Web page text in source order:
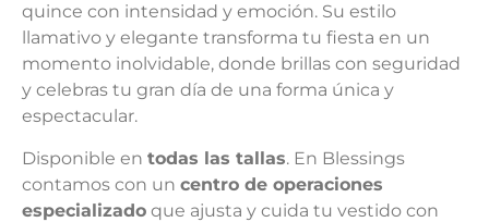
quince con intensidad y emoción. Su estilo
llamativo y elegante transforma tu fiesta en un
momento inolvidable, donde brillas con seguridad
y celebras tu gran día de una forma única y
espectacular.
Disponible en todas las tallas. En Blessings
contamos con un centro de operaciones
especializado que ajusta y cuida tu vestido con